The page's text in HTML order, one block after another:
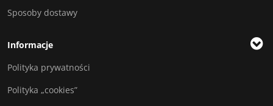
Sposoby dostawy
Informacje
Polityka prywatności
Polityka „cookies”